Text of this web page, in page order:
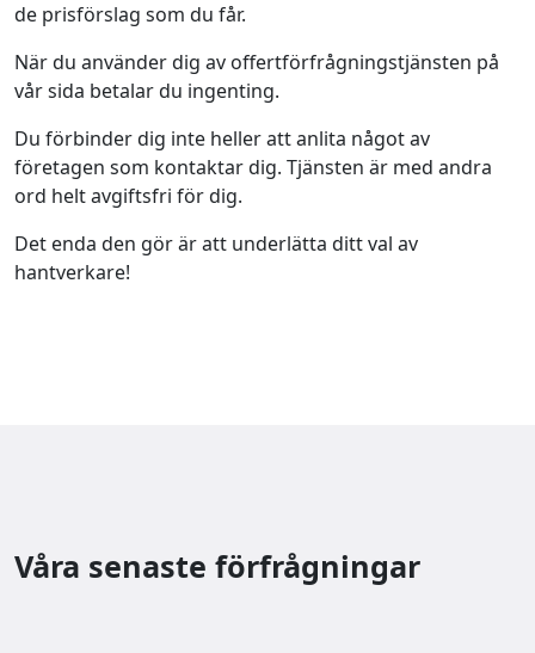
de prisförslag som du får.
När du använder dig av offertförfrågningstjänsten på
vår sida betalar du ingenting.
Du förbinder dig inte heller att anlita något av
företagen som kontaktar dig. Tjänsten är med andra
ord helt avgiftsfri för dig.
Det enda den gör är att underlätta ditt val av
hantverkare!
Våra senaste förfrågningar